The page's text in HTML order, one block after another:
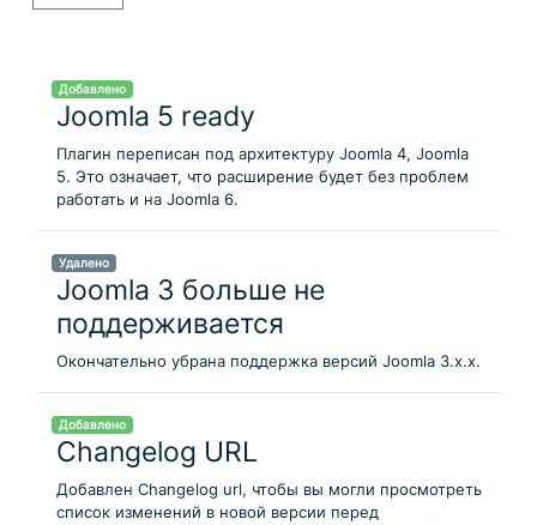
Добавлено
Joomla 5 ready
Плагин переписан под архитектуру Joomla 4, Joomla
5. Это означает, что расширение будет без проблем
работать и на Joomla 6.
Удалено
Joomla 3 больше не
поддерживается
Окончательно убрана поддержка версий Joomla 3.x.x.
Добавлено
Changelog URL
Добавлен Changelog url, чтобы вы могли просмотреть
список изменений в новой версии перед